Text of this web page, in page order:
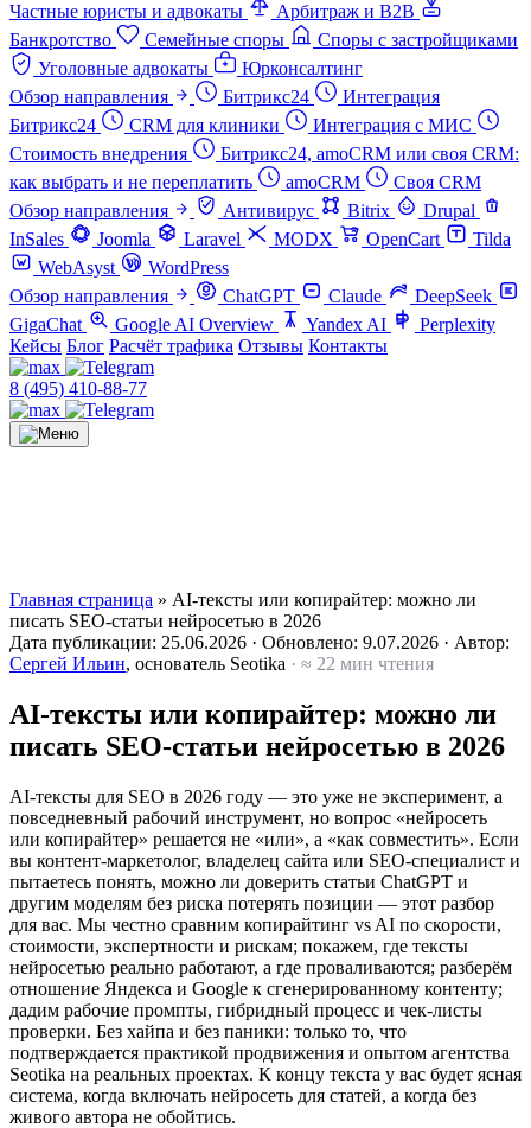
Частные юристы и адвокаты
Арбитраж и B2B
Банкротство
Семейные споры
Споры с застройщиками
Уголовные адвокаты
Юрконсалтинг
Обзор направления
Битрикс24
Интеграция
Битрикс24
CRM для клиники
Интеграция с МИС
Стоимость внедрения
Битрикс24, amoCRM или своя CRM:
как выбрать и не переплатить
amoCRM
Своя CRM
Обзор направления
Антивирус Bitrix
Drupal
InSales
Joomla Laravel MODX OpenCart
Tilda
WebAsyst
WordPress
Обзор направления
ChatGPT Claude
DeepSeek
GigaChat
Google AI Overview Yandex AI
Perplexity
Кейсы Блог Расчёт трафика Отзывы Контакты
8 (495) 410-88-77
Главная страница » AI-тексты или копирайтер: можно ли
писать SEO-статьи нейросетью в 2026
Дата публикации: 25.06.2026 · Обновлено: 9.07.2026 · Автор:
Сергей Ильин, основатель Seotika · ≈ 22 мин чтения
AI-тексты или копирайтер: можно ли
писать SEO-статьи нейросетью в 2026
AI-тексты для SEO в 2026 году — это уже не эксперимент, а
повседневный рабочий инструмент, но вопрос «нейросеть
или копирайтер» решается не «или», а «как совместить». Если
вы контент-маркетолог, владелец сайта или SEO-специалист и
пытаетесь понять, можно ли доверить статьи ChatGPT и
другим моделям без риска потерять позиции — этот разбор
для вас. Мы честно сравним копирайтинг vs AI по скорости,
стоимости, экспертности и рискам; покажем, где тексты
нейросетью реально работают, а где проваливаются; разберём
отношение Яндекса и Google к сгенерированному контенту;
дадим рабочие промпты, гибридный процесс и чек-листы
проверки. Без хайпа и без паники: только то, что
подтверждается практикой продвижения и опытом агентства
Seotika на реальных проектах. К концу текста у вас будет ясная
система, когда включать нейросеть для статей, а когда без
живого автора не обойтись.